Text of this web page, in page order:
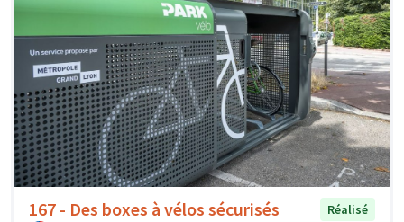
167 - Des boxes à vélos sécurisés
Réalisé